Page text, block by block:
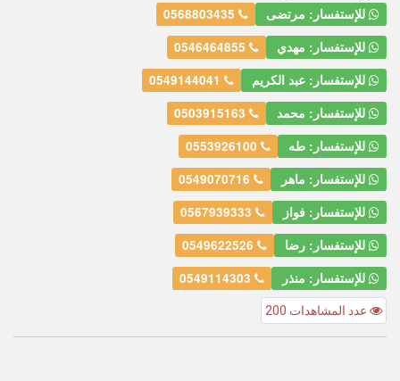
للإستفسار: مرتضى
للإستفسار: مهدي
للإستفسار: عبد الكريم
للإستفسار: محمد
للإستفسار: طه
للإستفسار: ماهر
للإستفسار: فواز
للإستفسار: رضا
للإستفسار: منذر
عدد المشاهدات 200